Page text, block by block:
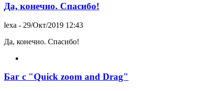
Да, конечно. Спасибо!
lexa - 29/Окт/2019 12:43
Да, конечно. Спасибо!
Баг с "Quick zoom and Drag"